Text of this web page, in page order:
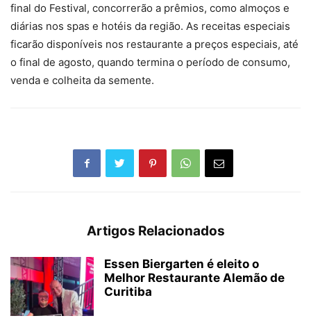
final do Festival, concorrerão a prêmios, como almoços e
diárias nos spas e hotéis da região. As receitas especiais
ficarão disponíveis nos restaurante a preços especiais, até
o final de agosto, quando termina o período de consumo,
venda e colheita da semente.
Artigos Relacionados
Essen Biergarten é eleito o
Melhor Restaurante Alemão de
Curitiba